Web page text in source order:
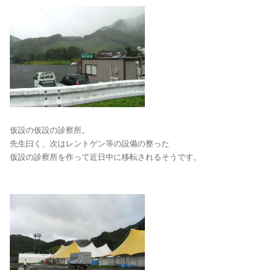
仮設の仮設の診察所。
先生曰く、次はレントゲン等の設備の整った
仮設の診察所を作って近日中に移転されるそうです。